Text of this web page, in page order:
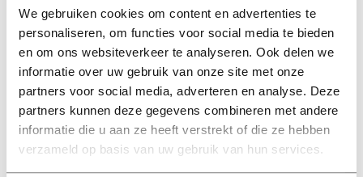
We gebruiken cookies om content en advertenties te
personaliseren, om functies voor social media te bieden
en om ons websiteverkeer te analyseren. Ook delen we
informatie over uw gebruik van onze site met onze
partners voor social media, adverteren en analyse. Deze
partners kunnen deze gegevens combineren met andere
informatie die u aan ze heeft verstrekt of die ze hebben
verzameld op basis van uw gebruik van hun services.
partijen die het nieuwe leenstelsel aan een
meerderheid hielpen. Ze gaat er dus niet op in. Ze deelt
de mening dat onderwijsinstellingen zich aan de
wettelijke voorschriften moeten houden, antwoordt ze
afgemeten.
En als studenten nu toch tegen onterechte extra